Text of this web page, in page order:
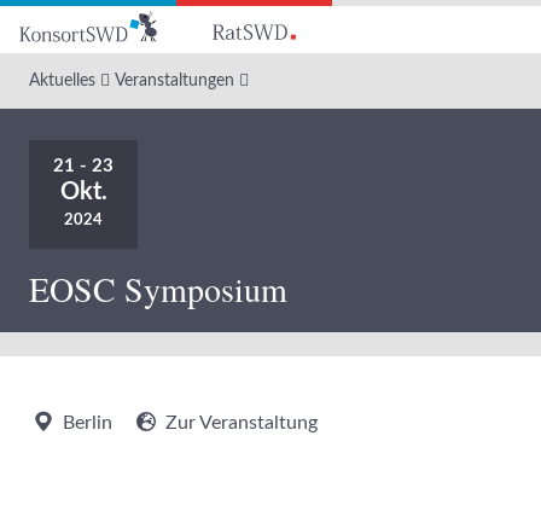
Hauptinhalt
Aktuelles Veranstaltungen
21 - 23
Okt.
2024
EOSC Symposium
Berlin Zur Veranstaltung